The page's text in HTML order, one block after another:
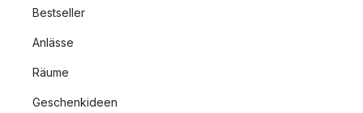
Bestseller
Anlässe
Räume
Geschenkideen